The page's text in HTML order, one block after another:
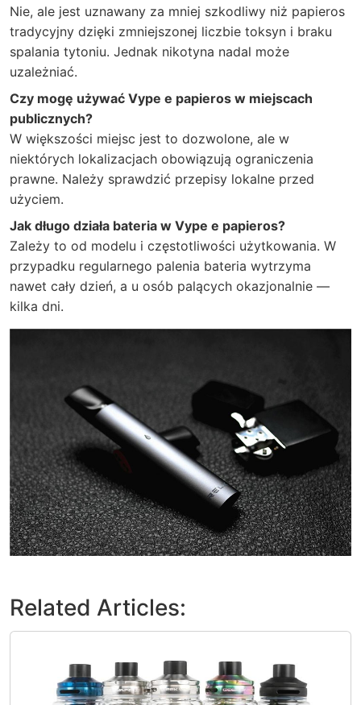
Nie, ale jest uznawany za mniej szkodliwy niż papieros
tradycyjny dzięki zmniejszonej liczbie toksyn i braku
spalania tytoniu. Jednak nikotyna nadal może
uzależniać.
Czy mogę używać Vype e papieros w miejscach
publicznych?
W większości miejsc jest to dozwolone, ale w
niektórych lokalizacjach obowiązują ograniczenia
prawne. Należy sprawdzić przepisy lokalne przed
użyciem.
Jak długo działa bateria w Vype e papieros?
Zależy to od modelu i częstotliwości użytkowania. W
przypadku regularnego palenia bateria wytrzyma
nawet cały dzień, a u osób palących okazjonalnie —
kilka dni.
Related Articles: